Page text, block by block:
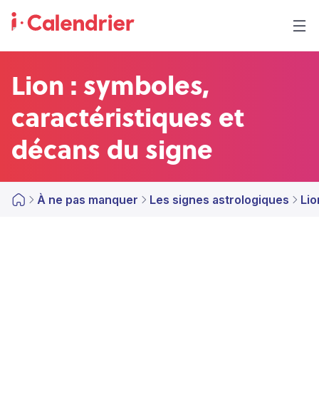
Lion : symboles,
caractéristiques et
décans du signe
À ne pas manquer Les signes astrologiques